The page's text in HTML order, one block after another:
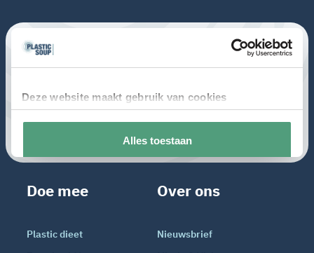
Doe mee
Plastic dieet
Over ons
Nieuwsbrief